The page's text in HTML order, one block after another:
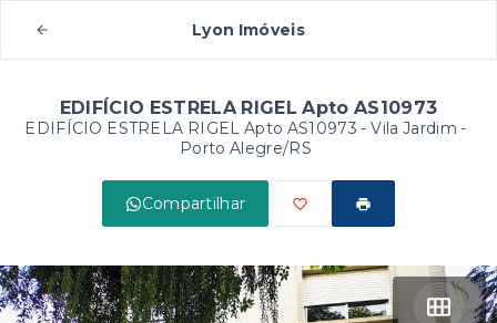
Lyon Imóveis
EDIFÍCIO ESTRELA RIGEL Apto AS10973
EDIFÍCIO ESTRELA RIGEL Apto AS10973 -Vila Jardim -
Porto Alegre/RS
Compartilhar